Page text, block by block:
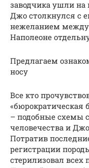
заводчика ушли
Джо столкнулся с
нежеланием
Наполеоне
Предлагаем
носу
Все кто
«бюрократическая
– подобные схемы
человечества и
Потратив
регистрации
стерилизовал